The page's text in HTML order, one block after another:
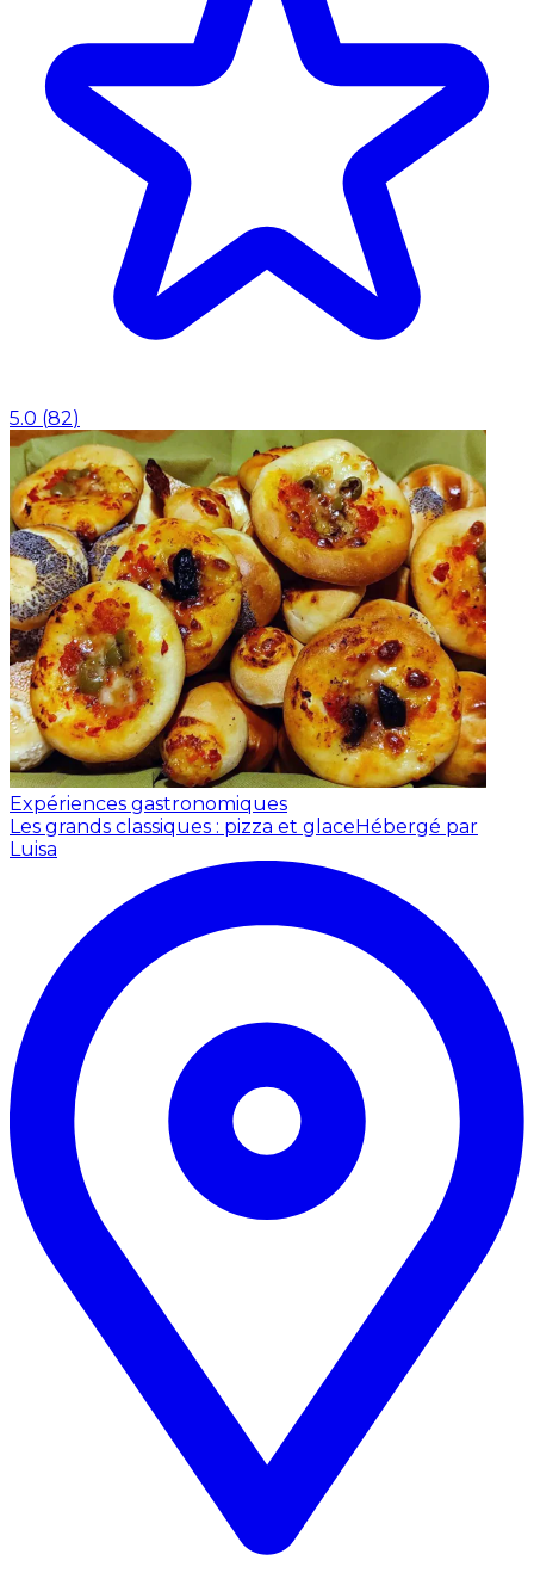
5.0 (82)
Expériences gastronomiques
Les grands classiques : pizza et glaceHébergé par
Luisa